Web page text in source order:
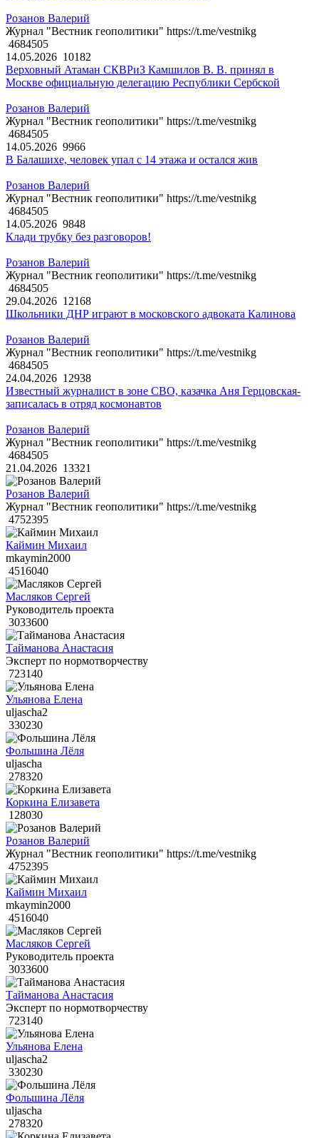
Розанов Валерий
Журнал "Вестник геополитики" https://t.me/vestnikg
4684505
14.05.2026 10182
Верховный Атаман СКВРиЗ Камшилов В. В. принял в
Москве официальную делегацию Республики Сербской
Розанов Валерий
Журнал "Вестник геополитики" https://t.me/vestnikg
4684505
14.05.2026 9966
В Балашихе, человек упал с 14 этажа и остался жив
Розанов Валерий
Журнал "Вестник геополитики" https://t.me/vestnikg
4684505
14.05.2026 9848
Клади трубку без разговоров!
Розанов Валерий
Журнал "Вестник геополитики" https://t.me/vestnikg
4684505
29.04.2026 12168
Школьники ДНР играют в московского адвоката Калинова
Розанов Валерий
Журнал "Вестник геополитики" https://t.me/vestnikg
4684505
24.04.2026 12938
Известный журналист в зоне СВО, казачка Аня Герцовская-
записалась в отряд космонавтов
Розанов Валерий
Журнал "Вестник геополитики" https://t.me/vestnikg
4684505
21.04.2026 13321
Розанов Валерий
Журнал "Вестник геополитики" https://t.me/vestnikg
4752395
Каймин Михаил
mkaymin2000
4516040
Масляков Сергей
Руководитель проекта
3033600
Тайманова Анастасия
Эксперт по нормотворчеству
723140
Ульянова Елена
uljascha2
330230
Фольшина Лёля
uljascha
278320
Коркина Елизавета
128030
Розанов Валерий
Журнал "Вестник геополитики" https://t.me/vestnikg
4752395
Каймин Михаил
mkaymin2000
4516040
Масляков Сергей
Руководитель проекта
3033600
Тайманова Анастасия
Эксперт по нормотворчеству
723140
Ульянова Елена
uljascha2
330230
Фольшина Лёля
uljascha
278320